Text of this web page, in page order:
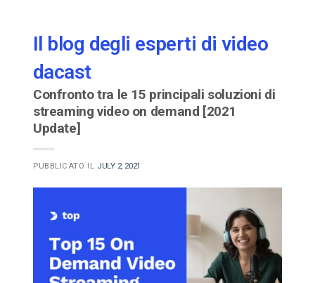
Il blog degli esperti di video
dacast
Confronto tra le 15 principali soluzioni di
streaming video on demand [2021
Update]
PUBBLICATO IL JULY 2, 2021